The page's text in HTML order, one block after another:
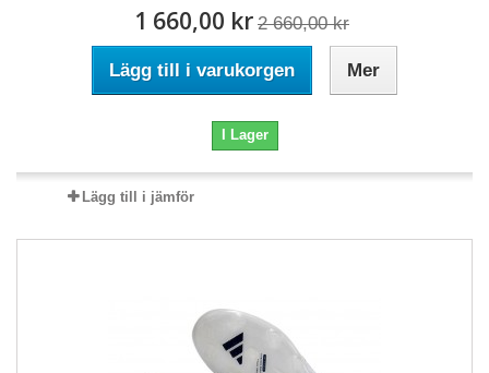
1 660,00 kr 2 660,00 kr
Lägg till i varukorgen Mer
I Lager
Lägg till i jämför